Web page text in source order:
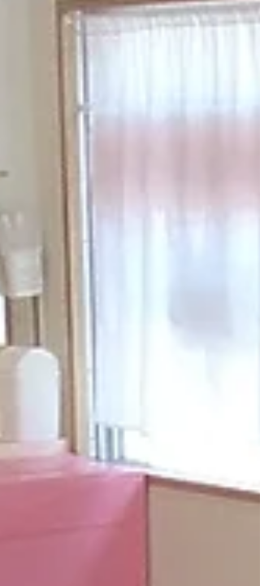
ます。 お申し込みは、スマイルパークに直
接お電話での申し込みになります。 ℡